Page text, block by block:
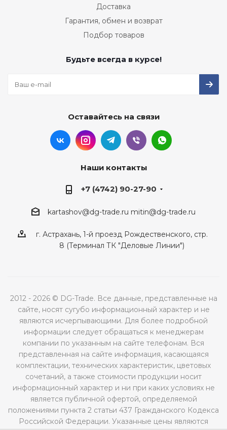
Доставка
Гарантия, обмен и возврат
Подбор товаров
Будьте всегда в курсе!
Оставайтесь на связи
Наши контакты
+7 (4742) 90-27-90
kartashov@dg-trade.ru mitin@dg-trade.ru
г. Астрахань, 1-й проезд Рождественского, стр.
8 (Терминал ТК "Деловые Линии")
2012 - 2026 © DG-Trade. Все данные, представленные на
сайте, носят сугубо информационный характер и не
являются исчерпывающими. Для более подробной
информации следует обращаться к менеджерам
компании по указанным на сайте телефонам. Вся
представленная на сайте информация, касающаяся
комплектации, технических характеристик, цветовых
сочетаний, а также стоимости продукции носит
информационный характер и ни при каких условиях не
является публичной офертой, определяемой
положениями пункта 2 статьи 437 Гражданского Кодекса
Российской Федерации. Указанные цены являются